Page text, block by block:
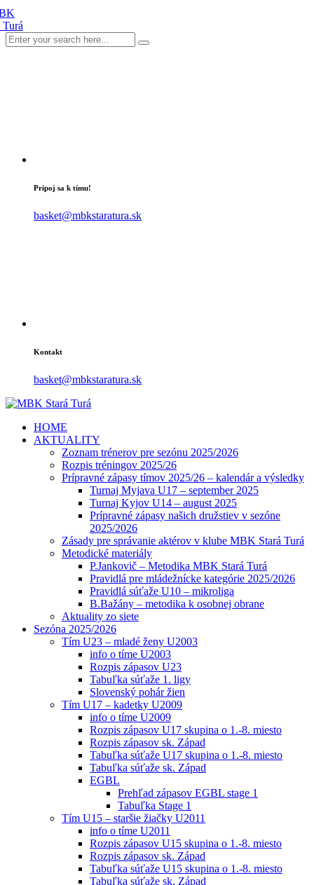
Pripoj sa k tímu!
basket@mbkstaratura.sk
Kontakt
basket@mbkstaratura.sk
HOME
AKTUALITY
Zoznam trénerov pre sezónu 2025/2026
Rozpis tréningov 2025/26
Prípravné zápasy tímov 2025/26 – kalendár a výsledky
Turnaj Myjava U17 – september 2025
Turnaj Kyjov U14 – august 2025
Prípravné zápasy našich družstiev v sezóne
2025/2026
Zásady pre správanie aktérov v klube MBK Stará Turá
Metodické materiály
P.Jankovič – Metodika MBK Stará Turá
Pravidlá pre mládežnícke kategórie 2025/2026
Pravidlá súťaže U10 – mikroliga
B.Bažány – metodika k osobnej obrane
Aktuality zo siete
Sezóna 2025/2026
Tím U23 – mladé ženy U2003
info o tíme U2003
Rozpis zápasov U23
Tabuľka súťaže 1. ligy
Slovenský pohár žien
Tím U17 – kadetky U2009
info o tíme U2009
Rozpis zápasov U17 skupina o 1.-8. miesto
Rozpis zápasov sk. Západ
Tabuľka súťaže U17 skupina o 1.-8. miesto
Tabuľka súťaže sk. Západ
EGBL
Prehľad zápasov EGBL stage 1
Tabuľka Stage 1
Tím U15 – staršie žiačky U2011
info o tíme U2011
Rozpis zápasov U15 skupina o 1.-8. miesto
Rozpis zápasov sk. Západ
Tabuľka súťaže U15 skupina o 1.-8. miesto
Tabuľka súťaže sk. Západ